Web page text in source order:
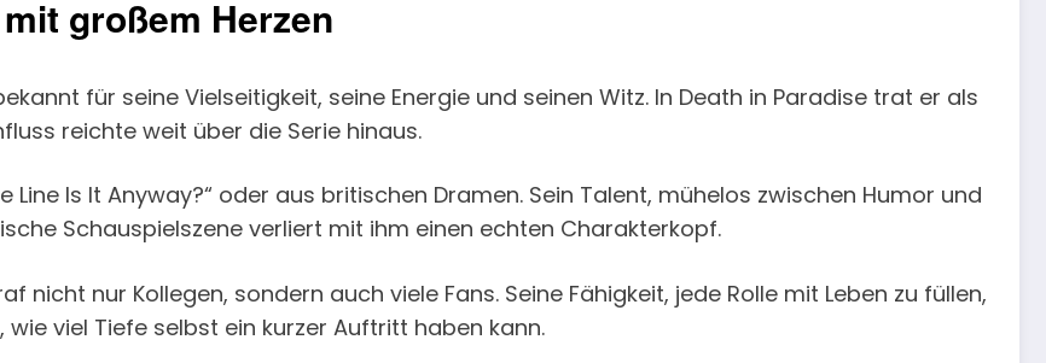
großem Herzen
für seine Vielseitigkeit, seine Energie und seinen Witz. In Death in Paradise trat er als
reichte weit über die Serie hinaus.
Is It Anyway?“ oder aus britischen Dramen. Sein Talent, mühelos zwischen Humor und
Schauspielszene verliert mit ihm einen echten Charakterkopf.
nicht nur Kollegen, sondern auch viele Fans. Seine Fähigkeit, jede Rolle mit Leben zu füllen,
viel Tiefe selbst ein kurzer Auftritt haben kann.